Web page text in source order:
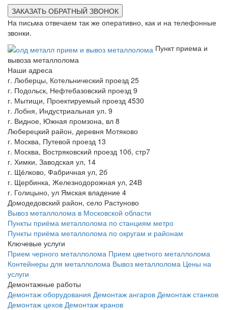
ЗАКАЗАТЬ ОБРАТНЫЙ ЗВОНОК
На письма отвечаем так же оперативно, как и на телефонные
звонки.
Пункт приема и
вывоза металлолома
Наши адреса
г. Люберцы, Котельнический проезд 25
г. Подольск, Нефтебазовский проезд 9
г. Мытищи, Проектируемый проезд 4530
г. Лобня, Индустриальная ул. 9
г. Видное, Южная промзона, вл 8
Люберецкий район, деревня Мотяково
г. Москва, Путевой проезд 13
г. Москва, Востряковский проезд 10б, стр7
г. Химки, Заводская ул, 14
г. Щёлково, Фабричная ул, 2б
г. Щербинка, Железнодорожная ул, 24В
г. Голицыно, ул Ямская владение 4
Домодедовский район, село Растуново
Вывоз металлолома в Московской области
Пункты приёма металлолома по станциям метро
Пункты приёма металлолома по округам и районам
Ключевые услуги
Прием черного металлолома Прием цветного металлолома
Контейнеры для металлолома Вывоз металлолома Цены на
услуги
Демонтажные работы
Демонтаж оборудования Демонтаж ангаров Демонтаж станков
Демонтаж цехов Демонтаж кранов